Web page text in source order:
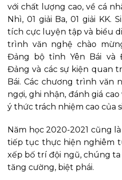
với chất lượng cao, về cá
Nhì, 01 giải Ba, 01 giải KK.
tích cực luyện tậpvà biểu
trình văn nghệ chào
Đảng bộ tỉnh Yên Bái và
Đảng và các sự kiện quan
Bái. Các chương trình văn
ngợi, ghi nhận, đánh giá
ý thức trách nhiệm cao của
Năm học 2020-2021 cũng
tiếp tục thực hiện nghiêm
xếp bố trí đội ngũ, chúng
tăng cường, biệt phái.